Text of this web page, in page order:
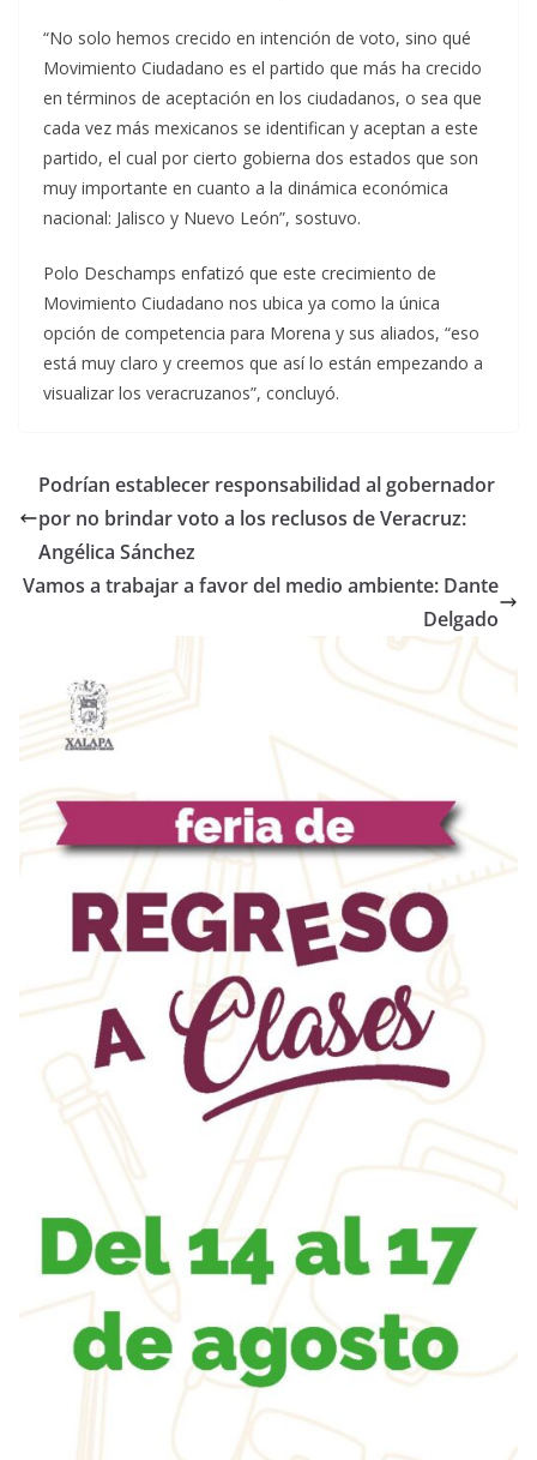
“No solo hemos crecido en intención de voto, sino qué
Movimiento Ciudadano es el partido que más ha crecido
en términos de aceptación en los ciudadanos, o sea que
cada vez más mexicanos se identifican y aceptan a este
partido, el cual por cierto gobierna dos estados que son
muy importante en cuanto a la dinámica económica
nacional: Jalisco y Nuevo León”, sostuvo.
Polo Deschamps enfatizó que este crecimiento de
Movimiento Ciudadano nos ubica ya como la única
opción de competencia para Morena y sus aliados, “eso
está muy claro y creemos que así lo están empezando a
visualizar los veracruzanos”, concluyó.
Podrían establecer responsabilidad al gobernador
por no brindar voto a los reclusos de Veracruz:
Angélica Sánchez
Vamos a trabajar a favor del medio ambiente: Dante
Delgado